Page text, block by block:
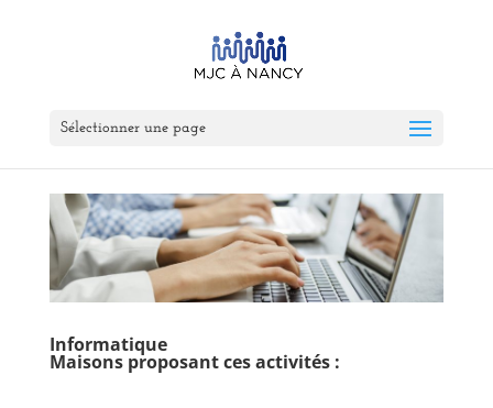
Sélectionner une page
Informatique
Maisons proposant ces activités :